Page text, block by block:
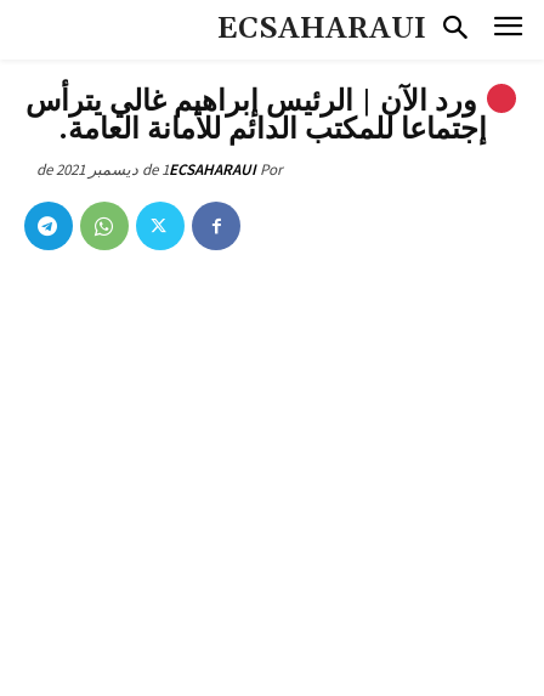
ECSAHARAUI
ورد الآن | الرئيس إبراهيم غالي يترأس
إجتماعا للمكتب الدائم للأمانة العامة.
Por
ECSAHARAUI1 de ديسمبر de 2021